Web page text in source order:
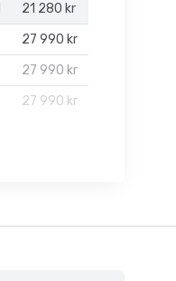
21 280 kr
27 990 kr
27 990 kr
27 990 kr